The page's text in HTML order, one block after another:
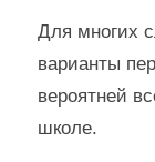
Для многих
варианты
вероятней
школе.